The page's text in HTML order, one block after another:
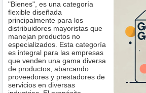
"Bienes", es una categoría
flexible diseñada
principalmente para los
distribuidores mayoristas que
manejan productos no
especializados. Esta categoría
es integral para las empresas
que venden una gama diversa
de productos, abarcando
proveedores y prestadores de
servicios en diversas